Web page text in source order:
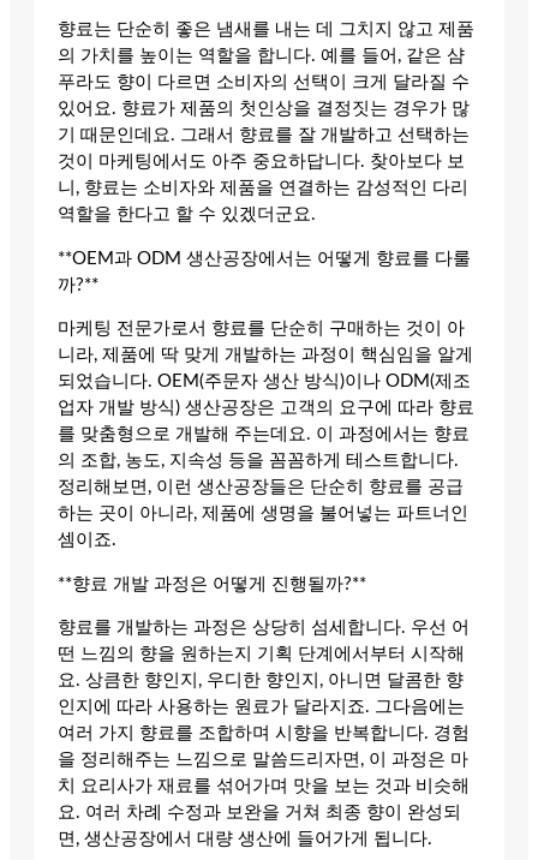
향료는 단순히 좋은 냄새를 내는 데 그치지 않고 제품
의 가치를 높이는 역할을 합니다. 예를 들어, 같은 샴
푸라도 향이 다르면 소비자의 선택이 크게 달라질 수
있어요. 향료가 제품의 첫인상을 결정짓는 경우가 많
기 때문인데요. 그래서 향료를 잘 개발하고 선택하는
것이 마케팅에서도 아주 중요하답니다. 찾아보다 보
니, 향료는 소비자와 제품을 연결하는 감성적인 다리
역할을 한다고 할 수 있겠더군요.
**OEM과 ODM 생산공장에서는 어떻게 향료를 다룰
까?**
마케팅 전문가로서 향료를 단순히 구매하는 것이 아
니라, 제품에 딱 맞게 개발하는 과정이 핵심임을 알게
되었습니다. OEM(주문자 생산 방식)이나 ODM(제조
업자 개발 방식) 생산공장은 고객의 요구에 따라 향료
를 맞춤형으로 개발해 주는데요. 이 과정에서는 향료
의 조합, 농도, 지속성 등을 꼼꼼하게 테스트합니다.
정리해보면, 이런 생산공장들은 단순히 향료를 공급
하는 곳이 아니라, 제품에 생명을 불어넣는 파트너인
셈이죠.
**향료 개발 과정은 어떻게 진행될까?**
향료를 개발하는 과정은 상당히 섬세합니다. 우선 어
떤 느낌의 향을 원하는지 기획 단계에서부터 시작해
요. 상큼한 향인지, 우디한 향인지, 아니면 달콤한 향
인지에 따라 사용하는 원료가 달라지죠. 그다음에는
여러 가지 향료를 조합하며 시향을 반복합니다. 경험
을 정리해주는 느낌으로 말씀드리자면, 이 과정은 마
치 요리사가 재료를 섞어가며 맛을 보는 것과 비슷해
요. 여러 차례 수정과 보완을 거쳐 최종 향이 완성되
면, 생산공장에서 대량 생산에 들어가게 됩니다.